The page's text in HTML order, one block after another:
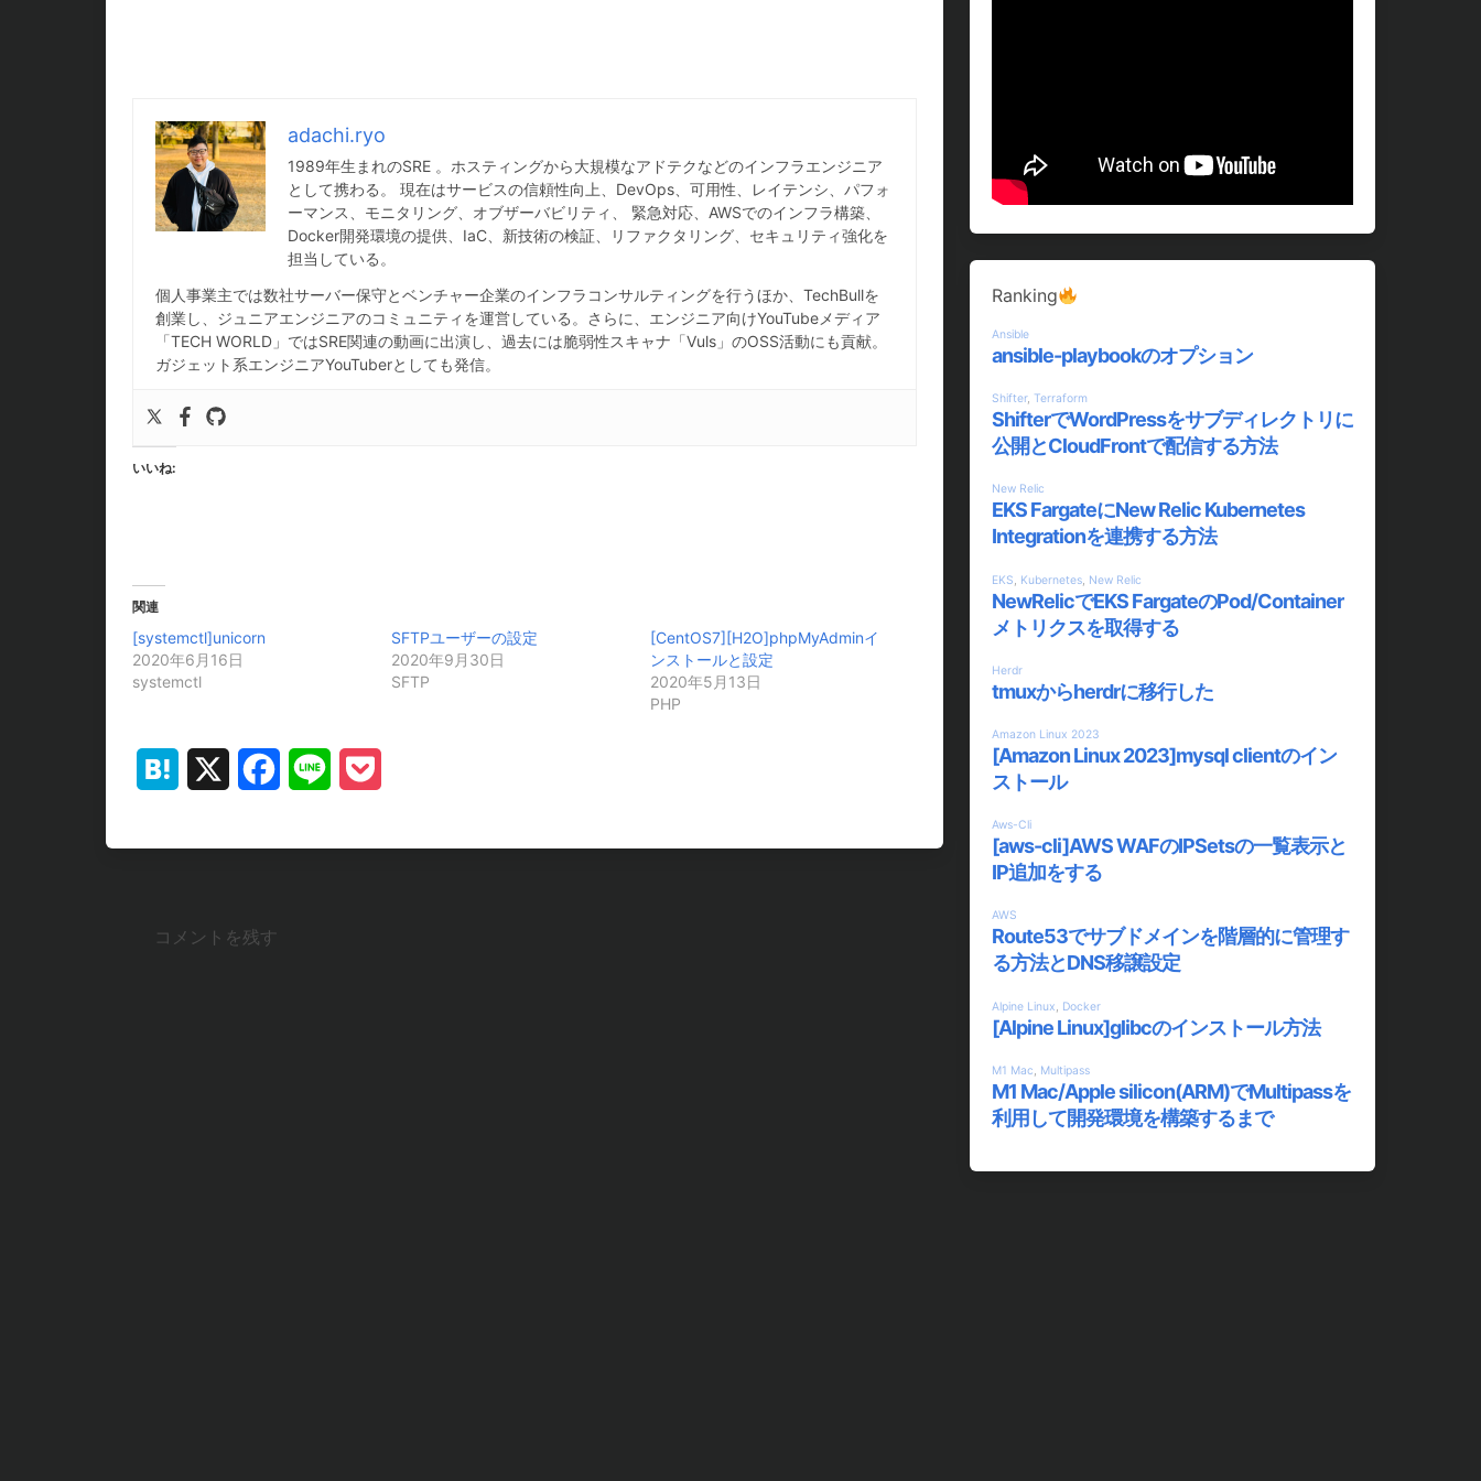
adachi.ryo
1989年生まれのSRE 。ホスティングから大規模なアドテクなどのインフラエンジニア
として携わる。 現在はサービスの信頼性向上、DevOps、可用性、レイテンシ、パフォ
ーマンス、モニタリング、オブザーバビリティ、 緊急対応、AWSでのインフラ構築、
Docker開発環境の提供、IaC、新技術の検証、リファクタリング、セキュリティ強化を
担当している。
個人事業主では数社サーバー保守とベンチャー企業のインフラコンサルティングを行うほか、TechBullを
創業し、ジュニアエンジニアのコミュニティを運営している。さらに、エンジニア向けYouTubeメディア
「TECH WORLD」ではSRE関連の動画に出演し、過去には脆弱性スキャナ「Vuls」のOSS活動にも貢献。
ガジェット系エンジニアYouTuberとしても発信。
いいね:
関連
[systemctl]unicorn
2020年6月16日
systemctl
SFTPユーザーの設定
2020年9月30日
SFTP
[CentOS7][H2O]phpMyAdminイ
ンストールと設定
2020年5月13日
PHP
Hatena Facebook
Line
コメントを残す
Ranking